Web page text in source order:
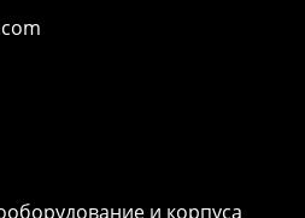
и корпуса